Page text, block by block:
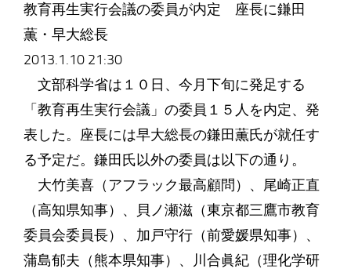
教育再生実行会議の委員が内定 座長に鎌田
薫・早大総長
2013.1.10 21:30
文部科学省は１０日、今月下旬に発足する
「教育再生実行会議」の委員１５人を内定、発
表した。座長には早大総長の鎌田薫氏が就任す
る予定だ。鎌田氏以外の委員は以下の通り。
大竹美喜（アフラック最高顧問）、尾崎正直
（高知県知事）、貝ノ瀬滋（東京都三鷹市教育
委員会委員長）、加戸守行（前愛媛県知事）、
蒲島郁夫（熊本県知事）、川合眞紀（理化学研